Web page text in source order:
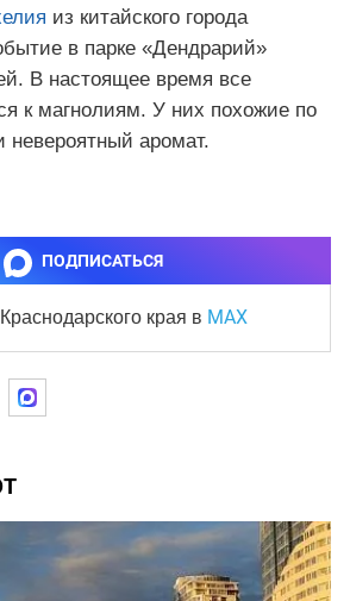
из китайского города
в парке «Дендрарий»
В настоящее время все
к магнолиям. У них похожие по
невероятный аромат.
ПОДПИСАТЬСЯ
края в MAX